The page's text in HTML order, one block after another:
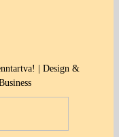
| Design &